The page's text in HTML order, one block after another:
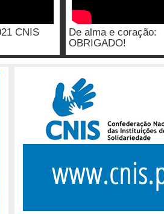
CNIS
De alma e coração:
OBRIGADO!